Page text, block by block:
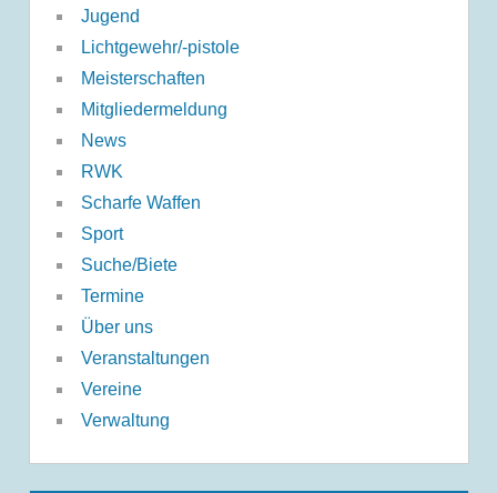
Jugend
Lichtgewehr/-pistole
Meisterschaften
Mitgliedermeldung
News
RWK
Scharfe Waffen
Sport
Suche/Biete
Termine
Über uns
Veranstaltungen
Vereine
Verwaltung